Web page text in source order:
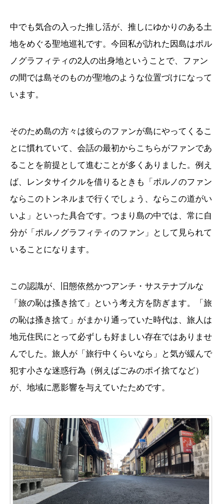
中でも気合の入った推し活が、推しにゆかりのある土
地をめぐる聖地巡礼です。今回私が訪れた因島はポル
ノグラフィティの2人の出身地ということで、ファン
の間では島そのものが聖地のような位置づけになって
います。
そのため島の方々は彼らのファンが島にやってくるこ
とに慣れていて、会話の最初からこちらがファンであ
ることを前提として進むことが多くありました。例え
ば、レンタサイクルを借りるときも「ポルノのファン
ならこのトンネルまで行くでしょう、ならこの道がい
いよ」といった具合です。つまり島の中では、常に自
分が「ポルノグラフィティのファン」として見られて
いることになります。
この認識が、旧態依然かつアンチ・サステナブルな
「旅の恥は搔き捨て」という考え方を防ぎます。「旅
の恥は搔き捨て」がまかり通っていた時代は、旅人は
地元住民にとって必ずしも好ましい存在ではありませ
んでした。旅人が「旅行中くらいなら」と気が緩んで
犯す小さな迷惑行為（例えばごみのポイ捨てなど）
が、地域に悪影響を与えていたためです。